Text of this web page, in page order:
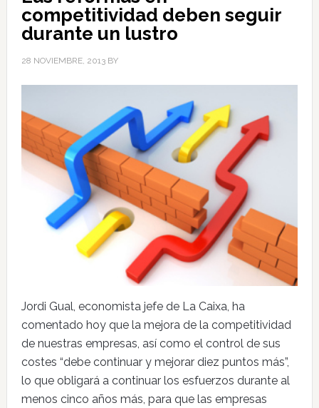
competitividad deben seguir
durante un lustro
28 NOVIEMBRE, 2013BY
Jordi Gual, economista jefe de La Caixa, ha
comentado hoy que la mejora de la competitividad
de nuestras empresas, así como el control de sus
costes “debe continuar y mejorar diez puntos más”,
lo que obligará a continuar los esfuerzos durante al
menos cinco años más, para que las empresas